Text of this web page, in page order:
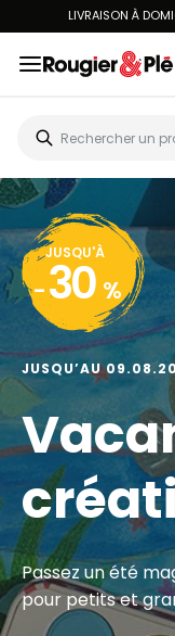
LIVRAISON À
JUSQU'À
- 30 %
JUSQU’AU
Passez un été
pour petits et